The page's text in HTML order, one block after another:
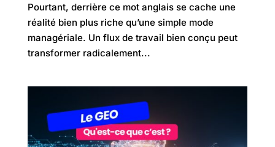
Pourtant, derrière ce mot anglais se cache une
réalité bien plus riche qu’une simple mode
managériale. Un flux de travail bien conçu peut
transformer radicalement...